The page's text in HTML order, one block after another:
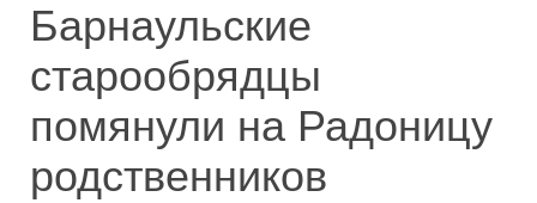
Барнаульские
старообрядцы
помянули на Радоницу
родственников